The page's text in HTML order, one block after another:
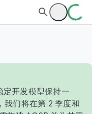
定开发模型保持一
我们将在第 2 季度和